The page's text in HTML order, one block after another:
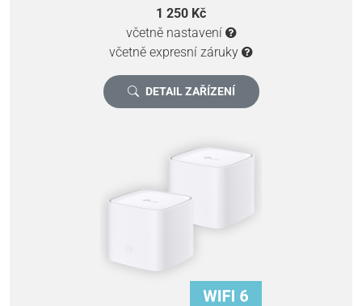
1 250 Kč
včetně nastavení
včetně expresní záruky
DETAIL ZAŘÍZENÍ